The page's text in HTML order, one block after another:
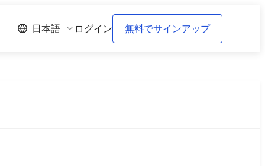
日本語 ログイン 無料でサインアップ